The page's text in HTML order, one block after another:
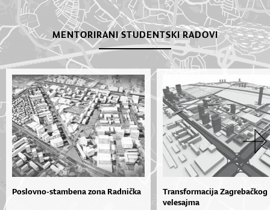
MENTORIRANI STUDENTSKI RADOVI
Poslovno-stambena zona Radnička
Transformacija Zagrebačkog
velesajma